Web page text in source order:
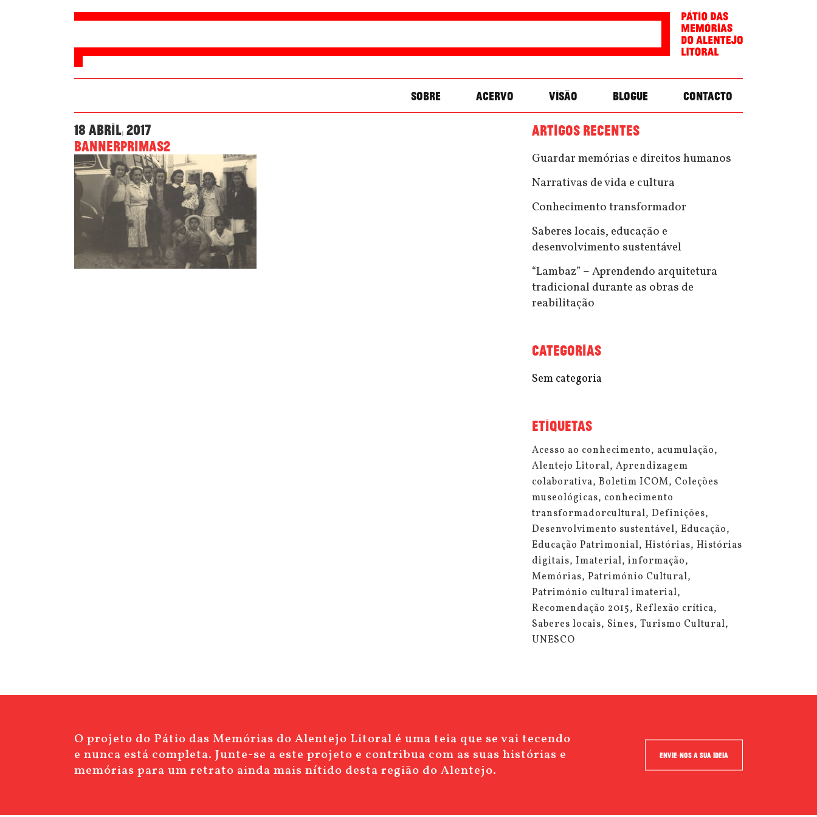
SOBRE ACERVO VISÃO BLOGUE CONTACTO
18 Abril, 2017
bannerPrimas2
ARTIGOS RECENTES
Guardar memórias e direitos humanos
Narrativas de vida e cultura
Conhecimento transformador
Saberes locais, educação e
desenvolvimento sustentável
“Lambaz” – Aprendendo arquitetura
tradicional durante as obras de
reabilitação
CATEGORIAS
Sem categoria
ETIQUETAS
Acesso ao conhecimento acumulação
Alentejo Litoral Aprendizagem
colaborativa Boletim ICOM Coleções
museológicas conhecimento
transformadorcultural Definições
Desenvolvimento sustentável Educação
Educação Patrimonial Histórias Histórias
digitais Imaterial informação
Memórias Património Cultural
Património cultural imaterial
Recomendação 2015 Reflexão crítica
Saberes locais Sines Turismo Cultural
UNESCO
O projeto do Pátio das Memórias do Alentejo Litoral é uma teia que se vai tecendo
e nunca está completa. Junte-se a este projeto e contribua com as suas histórias e
memórias para um retrato ainda mais nítido desta região do Alentejo.
ENVIE-NOS A SUA IDEIA